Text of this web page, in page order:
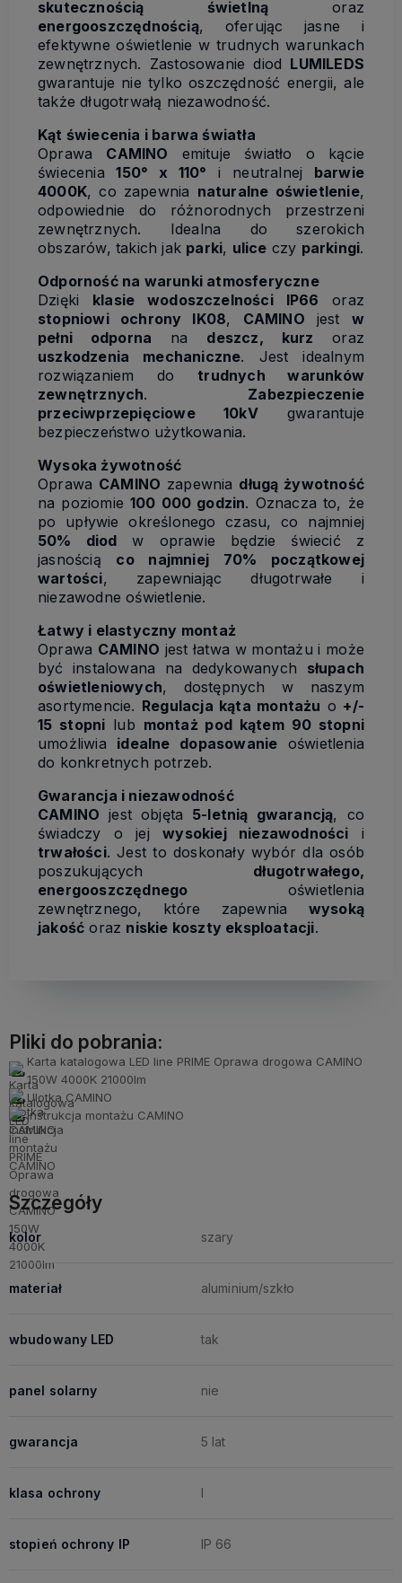
skutecznością świetlną oraz
energooszczędnością, oferując jasne i
efektywne oświetlenie w trudnych warunkach
zewnętrznych. Zastosowanie diod LUMILEDS
gwarantuje nie tylko oszczędność energii, ale
także długotrwałą niezawodność.
Kąt świecenia i barwa światła
Oprawa CAMINO emituje światło o kącie
świecenia150° x 110° i neutralnej barwie
4000K, co zapewnia naturalne oświetlenie,
odpowiednie do różnorodnych przestrzeni
zewnętrznych. Idealna do szerokich
obszarów, takich jak parki, ulice czy parkingi.
Odporność na warunki atmosferyczne
Dzięki klasie wodoszczelności IP66 oraz
stopniowi ochrony IK08, CAMINO jest w
pełni odporna na deszcz, kurz oraz
uszkodzenia mechaniczne. Jest idealnym
rozwiązaniem dotrudnych warunków
zewnętrznych. Zabezpieczenie
przeciwprzepięciowe 10kVgwarantuje
bezpieczeństwo użytkowania.
Wysoka żywotność
Oprawa CAMINO zapewnia długą żywotność
na poziomie 100 000 godzin. Oznacza to, że
po upływie określonego czasu, co najmniej
50% diod w oprawie będzie świecić z
jasnością co najmniej 70% początkowej
wartości, zapewniając długotrwałe i
niezawodne oświetlenie.
Łatwy i elastyczny montaż
Oprawa CAMINO jest łatwa w montażu i może
być instalowana na dedykowanych słupach
oświetleniowych, dostępnych w naszym
asortymencie. Regulacja kąta montażu o +/-
15 stopni lub montaż pod kątem 90 stopni
umożliwia idealne dopasowanie oświetlenia
do konkretnych potrzeb.
Gwarancja i niezawodność
CAMINO jest objęta 5-letnią gwarancją, co
świadczy o jejwysokiej niezawodności i
trwałości. Jest to doskonały wybór dla osób
poszukujących długotrwałego,
energooszczędnego oświetlenia
zewnętrznego, które zapewnia wysoką
jakość oraz niskie koszty eksploatacji.
Pliki do pobrania:
Karta katalogowa LED line PRIME Oprawa drogowa CAMINO
150W 4000K 21000lm
Ulotka CAMINO
Instrukcja montażu CAMINO
Szczegóły
kolor szary
materiał aluminium/szkło
wbudowany LED tak
panel solarny nie
gwarancja 5 lat
klasa ochrony I
stopień ochrony IP IP 66